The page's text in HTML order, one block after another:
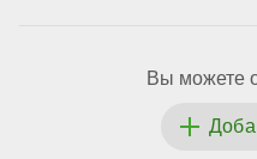
Вы можете